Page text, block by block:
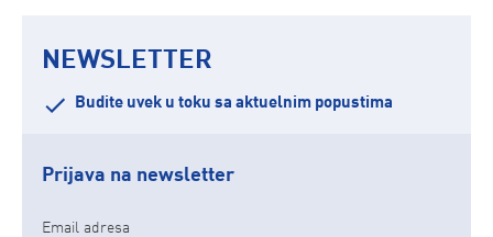
NEWSLETTER
Budite uvek u toku sa aktuelnim popustima
Prijava na newsletter
Email adresa